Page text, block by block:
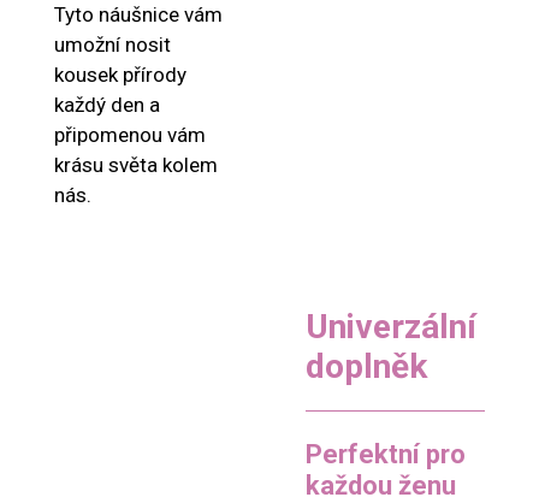
Tyto náušnice vám
umožní nosit
kousek přírody
každý den a
připomenou vám
krásu světa kolem
nás.
Univerzální
doplněk
Perfektní pro
každou ženu